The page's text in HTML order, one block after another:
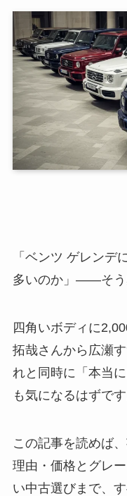
「ベンツ ゲレンデ
多いのか」——そう
四角いボディに
拓哉さんから広瀬
れと同時に「本当
も気になるはずです
この記事を読めば
理由・価格とグレ
い中古選びまで、